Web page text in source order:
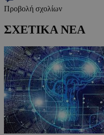
Προβολή σχολίων
ΣΧΕΤΙΚΑ ΝΕΑ